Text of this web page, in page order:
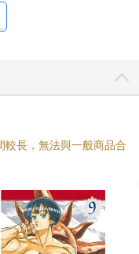
長，無法與一般商品合